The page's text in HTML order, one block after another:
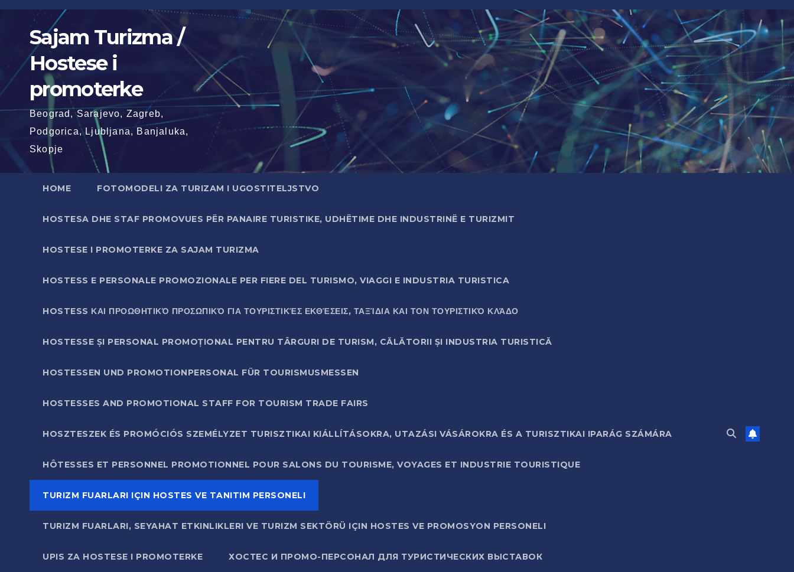
Skip
contentSajam Turizma /
Hostese i
promoterke
Beograd, Sarajevo, Zagreb,
Podgorica, Ljubljana, Banjaluka,
Skopje
HOME FOTOMODELI ZA TURIZAM I UGOSTITELJSTVO
HOSTESA DHE STAF PROMOVUES PËR PANAIRE TURISTIKE, UDHËTIME DHE INDUSTRINË E TURIZMIT
HOSTESE I PROMOTERKE ZA SAJAM TURIZMA
HOSTESS E PERSONALE PROMOZIONALE PER FIERE DEL TURISMO, VIAGGI E INDUSTRIA TURISTICA
HOSTESS ΚΑΙ ΠΡΟΩΘΗΤΙΚΌ ΠΡΟΣΩΠΙΚΌ ΓΙΑ ΤΟΥΡΙΣΤΙΚΈΣ ΕΚΘΈΣΕΙΣ, ΤΑΞΊΔΙΑ ΚΑΙ ΤΟΝ ΤΟΥΡΙΣΤΙΚΌ ΚΛΆΔΟ
HOSTESSE ȘI PERSONAL PROMOȚIONAL PENTRU TÂRGURI DE TURISM, CĂLĂTORII ȘI INDUSTRIA TURISTICĂ
HOSTESSEN UND PROMOTIONPERSONAL FÜR TOURISMUSMESSEN
HOSTESSES AND PROMOTIONAL STAFF FOR TOURISM TRADE FAIRS
HOSZTESZEK ÉS PROMÓCIÓS SZEMÉLYZET TURISZTIKAI KIÁLLÍTÁSOKRA, UTAZÁSI VÁSÁROKRA ÉS A TURISZTIKAI IPARÁG SZÁMÁRA
HÔTESSES ET PERSONNEL PROMOTIONNEL POUR SALONS DU TOURISME, VOYAGES ET INDUSTRIE TOURISTIQUE
TURIZM FUARLARI IÇIN HOSTES VE TANITIM PERSONELI
TURIZM FUARLARI, SEYAHAT ETKINLIKLERI VE TURIZM SEKTÖRÜ IÇIN HOSTES VE PROMOSYON PERSONELI
UPIS ZA HOSTESE I PROMOTERKE ХОСТЕС И ПРОМО-ПЕРСОНАЛ ДЛЯ ТУРИСТИЧЕСКИХ ВЫСТАВОК